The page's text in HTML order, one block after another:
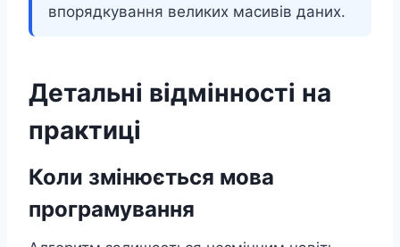
впорядкування великих масивів даних.
Детальні відмінності на
практиці
Коли змінюється мова
програмування